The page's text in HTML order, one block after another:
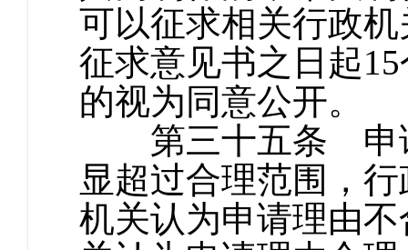
可以征求相关行政
征求意见书之日起
的视为同意公开。
第三十五条 申请
显超过合理范围，
机关认为申请理由